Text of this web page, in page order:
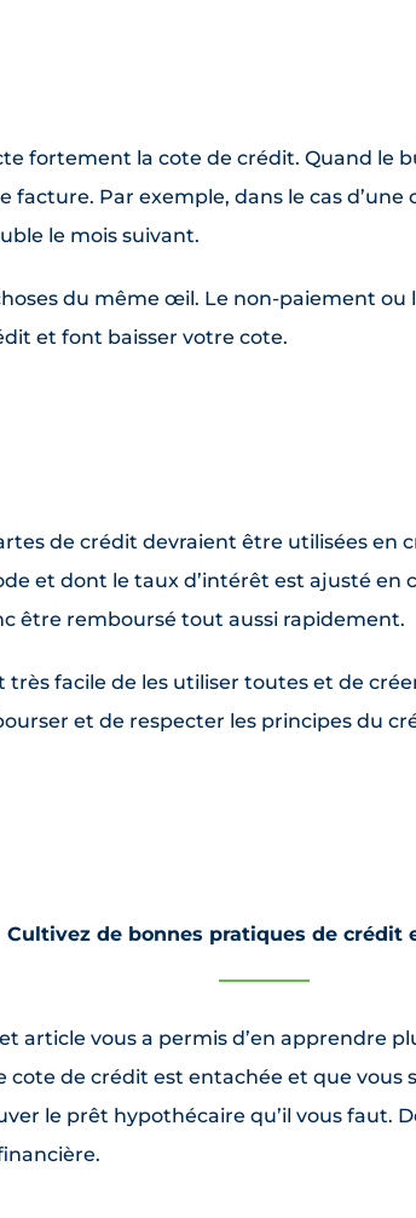
fortement la cote de crédit. Quand le
facture. Par exemple, dans le cas
le mois suivant.
du même œil. Le non-paiement
et font baisser votre cote.
de crédit devraient être utilisées
et dont le taux d’intérêt est ajusté en
être remboursé tout aussi rapidement.
très facile de les utiliser toutes et de
et de respecter les principes du
Cultivez de bonnes pratiques de crédit
article vous a permis d’en apprendre
de crédit est entachée et que
le prêt hypothécaire qu’il vous faut.